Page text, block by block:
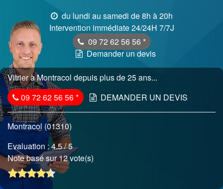
du lundi au samedi de 8h à 20h
Intervention immédiate 24/24H 7/7J
09 72 62 56 56 *
Demander un devis
Vitrier à Montracol depuis plus de 25 ans...
09 72 62 56 56* DEMANDER UN DEVIS
Montracol (01310)
Evaluation :4.5/ 5
Note basé sur 12 vote(s)